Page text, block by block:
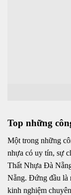
Top những
Một trong những
nhựa có uy tín, sự
Thất Nhựa Đà
Nẵng. Đứng đầu là
kinh nghiệm